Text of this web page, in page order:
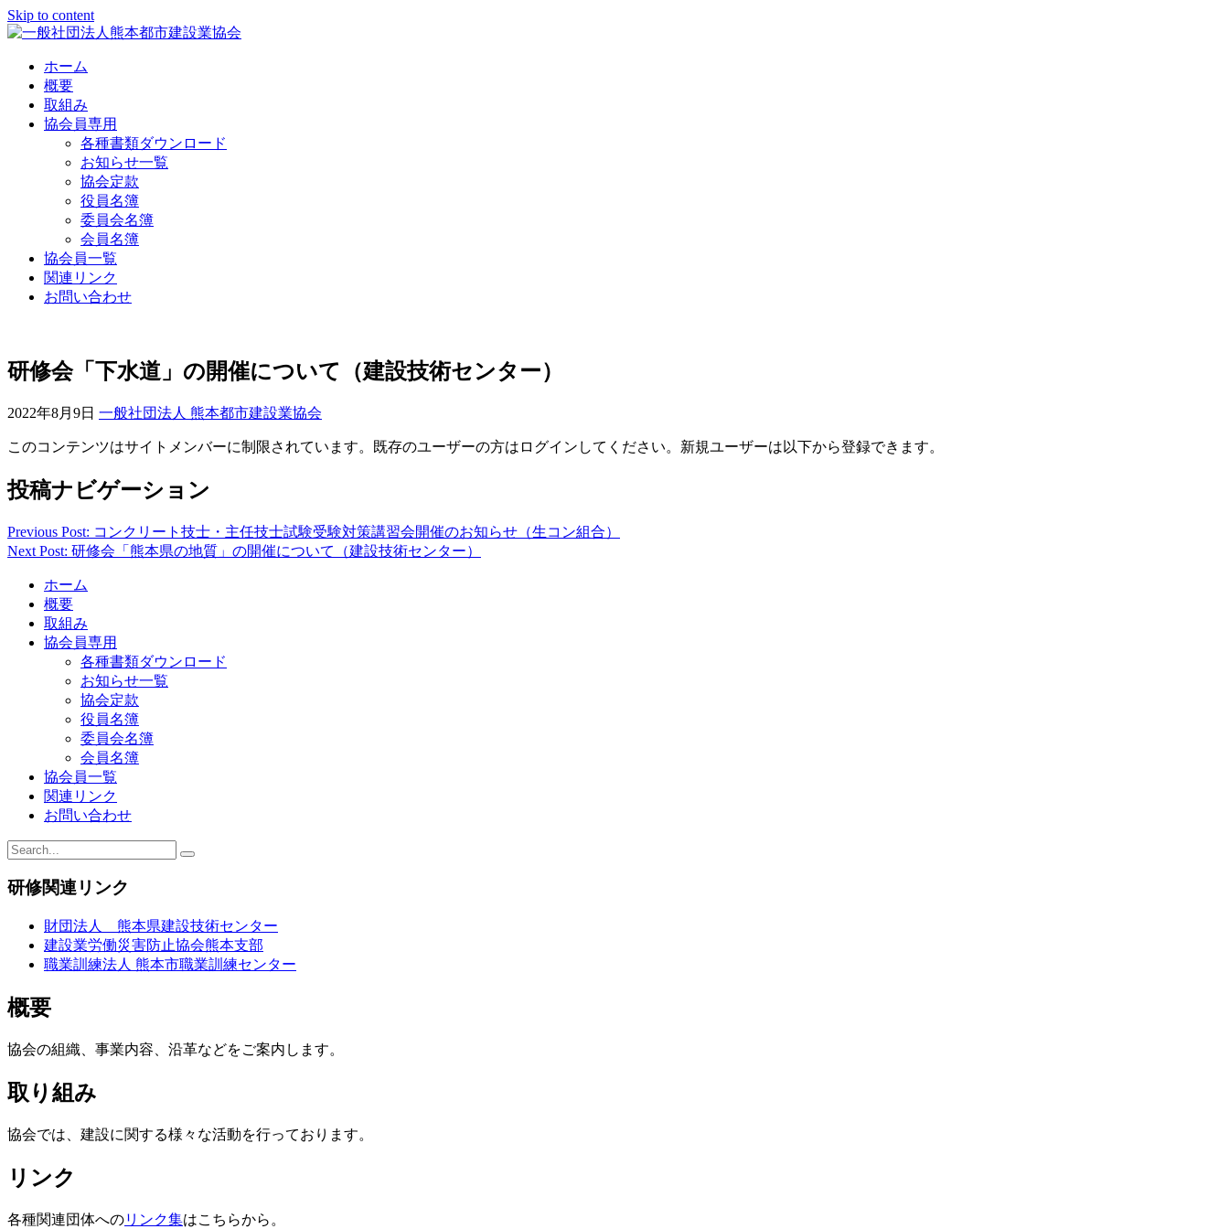
Skip to content
ホーム
概要
取組み
協会員専用
各種書類ダウンロード
お知らせ一覧
協会定款
役員名簿
委員会名簿
会員名簿
協会員一覧
関連リンク
お問い合わせ
研修会「下水道」の開催について（建設技術センター）
2022年8月9日 一般社団法人 熊本都市建設業協会
このコンテンツはサイトメンバーに制限されています。既存のユーザーの方はログインしてください。新規ユーザーは以下から登録できます。
投稿ナビゲーション
Previous Post: コンクリート技士・主任技士試験受験対策講習会開催のお知らせ（生コン組合）
Next Post: 研修会「熊本県の地質」の開催について（建設技術センター）
ホーム
概要
取組み
協会員専用
各種書類ダウンロード
お知らせ一覧
協会定款
役員名簿
委員会名簿
会員名簿
協会員一覧
関連リンク
お問い合わせ
研修関連リンク
財団法人 熊本県建設技術センター
建設業労働災害防止協会熊本支部
職業訓練法人 熊本市職業訓練センター
概要
協会の組織、事業内容、沿革などをご案内します。
取り組み
協会では、建設に関する様々な活動を行っております。
リンク
各種関連団体へのリンク集はこちらから。